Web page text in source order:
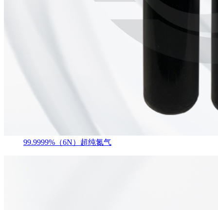
99.9999%（6N）超纯氮气